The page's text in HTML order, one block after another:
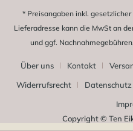
* Preisangaben inkl.
Lieferadresse kann die MwSt an
und ggf.
Über uns Kontakt
Widerrufsrecht
Datenschutz
Copyright © Ten